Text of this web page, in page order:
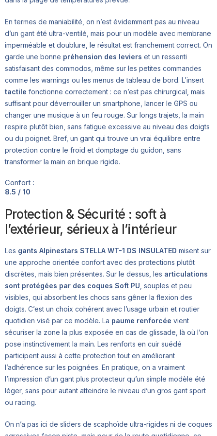
En termes de maniabilité, on n’est évidemment pas au niveau
d’un gant été ultra-ventilé, mais pour un modèle avec membrane
imperméable et doublure, le résultat est franchement correct. On
garde une bonne préhension des leviers et un ressenti
satisfaisant des commodos, même sur les petites commandes
comme les warnings ou les menus de tableau de bord. L’insert
tactile fonctionne correctement : ce n’est pas chirurgical, mais
suffisant pour déverrouiller un smartphone, lancer le GPS ou
changer une musique à un feu rouge. Sur longs trajets, la main
respire plutôt bien, sans fatigue excessive au niveau des doigts
ou du poignet. Bref, un gant qui trouve un vrai équilibre entre
protection contre le froid et domptage du guidon, sans
transformer la main en brique rigide.
Confort :
8.5 / 10
Protection & Sécurité : soft à
l’extérieur, sérieux à l’intérieur
Les gants Alpinestars STELLA WT-1 DS INSULATED misent sur
une approche orientée confort avec des protections plutôt
discrètes, mais bien présentes. Sur le dessus, les articulations
sont protégées par des coques Soft PU, souples et peu
visibles, qui absorbent les chocs sans gêner la flexion des
doigts. C’est un choix cohérent avec l’usage urbain et routier
quotidien visé par ce modèle. La paume renforcée vient
sécuriser la zone la plus exposée en cas de glissade, là où l’on
pose instinctivement la main. Les renforts en cuir suédé
participent aussi à cette protection tout en améliorant
l’adhérence sur les poignées. En pratique, on a vraiment
l’impression d’un gant plus protecteur qu’un simple modèle été
léger, sans pour autant atteindre le niveau d’un gros gant sport
ou racing.
On n’a pas ici de sliders de scaphoïde ultra-rigides ni de coques